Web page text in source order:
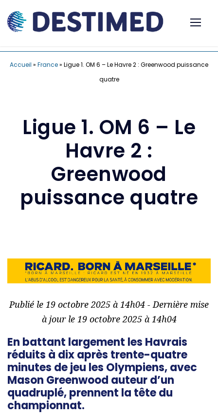
Accueil » France» Ligue 1. OM 6 – Le Havre 2 : Greenwood puissance
quatre
Ligue 1. OM 6 – Le
Havre 2 :
Greenwood
puissance quatre
Publié le 19 octobre 2025 à 14h04 - Dernière mise
à jour le 19 octobre 2025 à 14h04
En battant largement les Havrais
réduits à dix après trente-quatre
minutes de jeu les Olympiens, avec
Mason Greenwood auteur d’un
quadruplé, prennent la tête du
championnat.